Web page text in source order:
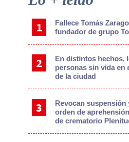
Fallece Tomás
fundador de grupo
En distintos hechos,
personas sin vida en
de la ciudad
Revocan suspensión
orden de
de crematorio